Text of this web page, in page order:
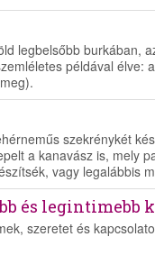
legbelsőbb burkában,
példával élve:
szekrénykét
a kanavász is, mely
vagy legalábbis
és legintimebb
szeretet és